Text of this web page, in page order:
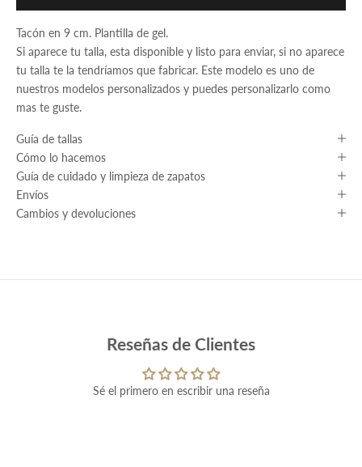
Tacón en 9 cm. Plantilla de gel.
Si aparece tu talla, esta disponible y listo para enviar, si no aparece
tu talla te la tendríamos que fabricar. Este modelo es uno de
nuestros modelos personalizados y puedes personalizarlo como
mas te guste.
Guía de tallas
Cómo lo hacemos
Guía de cuidado y limpieza de zapatos
Envíos
Cambios y devoluciones
Reseñas de Clientes
Sé el primero en escribir una reseña